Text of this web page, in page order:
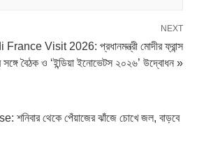
NEXT
Visit 2026: প্রধানমন্ত্রী মোদীর ফ্রান্স
বৈঠক ও ‘ইন্ডিয়া ইনোভেটস ২০২৬’ উদ্বোধন »
থেকে পেঁয়াজের ঝাঁজে চোখে জল, বাড়বে